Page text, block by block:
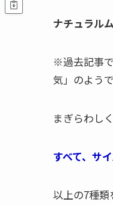
ナチュラル
※過去記事
気」のようで
まぎらわし
すべて、サ
以上の7種類